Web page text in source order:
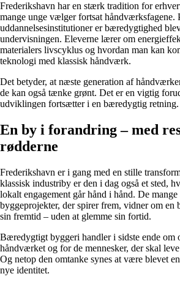
Frederikshavn har en stærk tradition for
mange unge vælger fortsat håndværksfagene.
uddannelsesinstitutioner er bæredygtighed
undervisningen. Eleverne lærer om
materialers livscyklus og hvordan man kan
teknologi med klassisk håndværk.
Det betyder, at næste generation af
de kan også tænke grønt. Det er en vigtig
udviklingen fortsætter i en bæredygtig retning.
En by i forandring – med
rødderne
Frederikshavn er i gang med en stille
klassisk industriby er den i dag også et sted,
lokalt engagement går hånd i hånd. De mange
byggeprojekter, der spirer frem, vidner om en
sin fremtid – uden at glemme sin fortid.
Bæredygtigt byggeri handler i sidste ende om
håndværket og for de mennesker, der skal
Og netop den omtanke synes at være blevet
nye identitet.